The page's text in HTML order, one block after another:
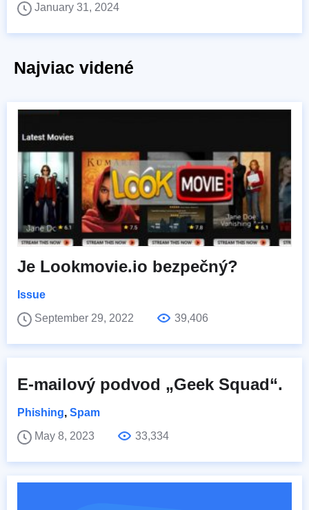
January 31, 2024
Najviac videné
Je Lookmovie.io bezpečný?
Issue
September 29, 2022
39,406
E-mailový podvod „Geek Squad“.
Phishing, Spam
May 8, 2023
33,334